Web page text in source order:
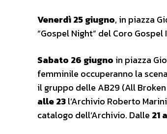
Venerdì 25 giugno, in piazza
“Gospel Night” del Coro
Sabato 26 giugno in piazza
femminile occuperanno la
il gruppo delle AB29 (All
alle 23l’Archivio Roberto
catalogo dell’Archivio. Dalle 21